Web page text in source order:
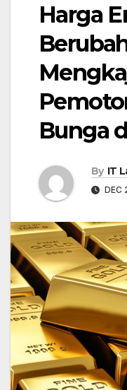
Harga
Bunga
By IT
DEC